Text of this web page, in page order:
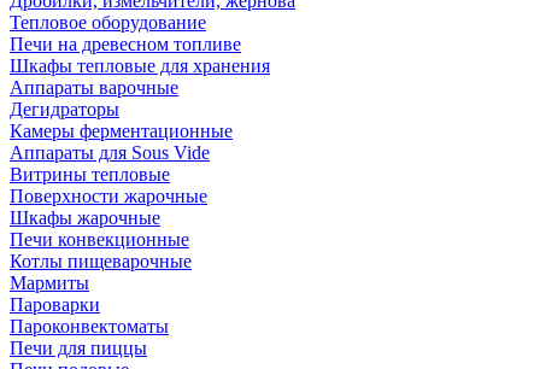
Тепловое оборудование
Печи на древесном топливе
Шкафы тепловые для хранения
Аппараты варочные
Дегидраторы
Камеры ферментационные
Аппараты для Sous Vide
Витрины тепловые
Поверхности жарочные
Шкафы жарочные
Печи конвекционные
Котлы пищеварочные
Мармиты
Пароварки
Пароконвектоматы
Печи для пиццы